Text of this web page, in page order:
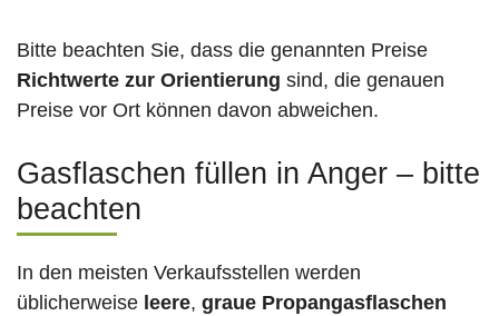
Bitte beachten Sie, dass die genannten Preise
Richtwerte zur Orientierung sind, die genauen
Preise vor Ort können davon abweichen.
Gasflaschen füllen in Anger – bitte
beachten
In den meisten Verkaufsstellen werden
üblicherweise leere, graue Propangasflaschen